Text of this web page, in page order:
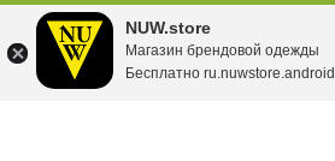
NUW.store
Магазин брендовой одежды
Бесплатно ru.nuwstore.android